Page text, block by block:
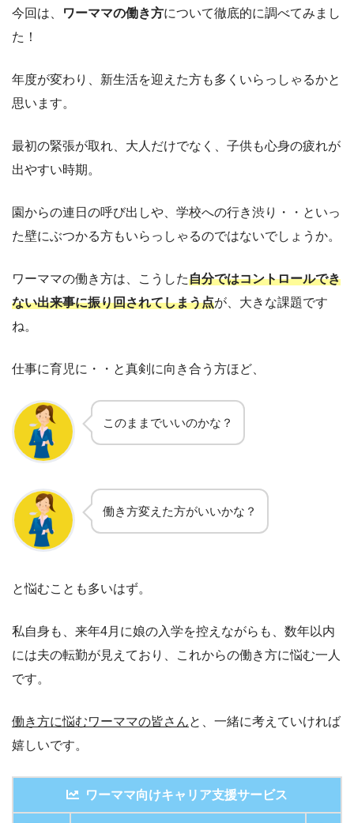
今回は、 ワーママの働き方について徹底的に調べてみまし
た！
年度が変わり、新生活を迎えた方も多くいらっしゃるかと
思います。
最初の緊張が取れ、大人だけでなく、子供も心身の疲れが
出やすい時期。
園からの連日の呼び出しや、学校への行き渋り・・といっ
た壁にぶつかる方もいらっしゃるのではないでしょうか。
ワーママの働き方は、こうした自分ではコントロールでき
ない出来事に振り回されてしまう点が、大きな課題です
ね。
仕事に育児に・・と真剣に向き合う方ほど、
このままでいいのかな？
働き方変えた方がいいかな？
と悩むことも多いはず。
私自身も、来年4月に娘の入学を控えながらも、数年以内
には夫の転勤が見えており、これからの働き方に悩む一人
です。
働き方に悩むワーママの皆さんと、一緒に考えていければ
嬉しいです。
ワーママ向けキャリア支援サービス